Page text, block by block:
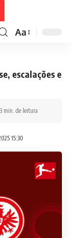
Aa
escalações e
15:30
3 min. de leitura